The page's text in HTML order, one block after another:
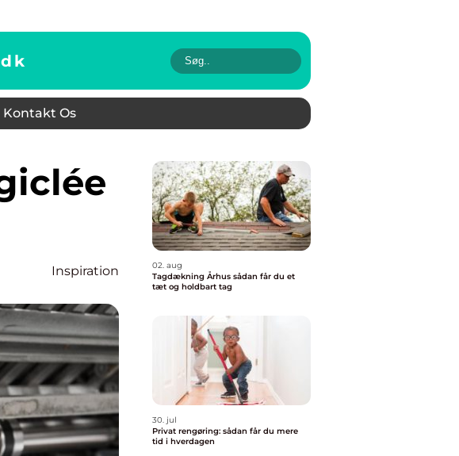
dk
Kontakt Os
Inspiration
02. aug
Tagdækning Århus sådan får du et
tæt og holdbart tag
30. jul
Privat rengøring: sådan får du mere
tid i hverdagen